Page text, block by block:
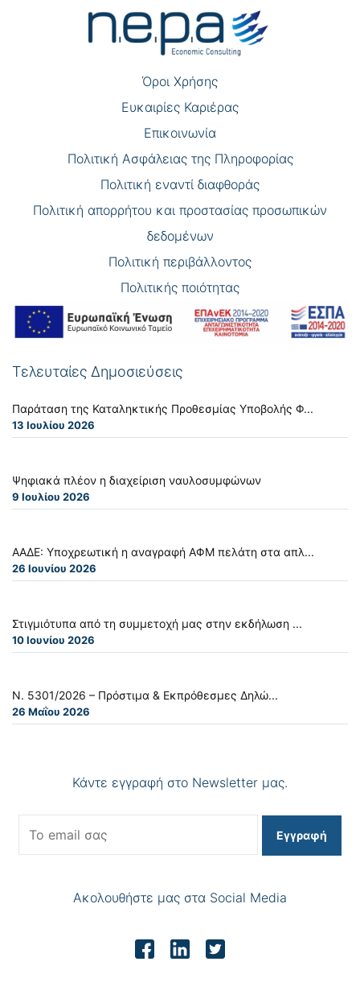
Όροι Χρήσης
Eυκαιρίες Καριέρας
Επικοινωνία
Πολιτική Ασφάλειας της Πληροφορίας
Πολιτική εναντί διαφθοράς
Πολιτική απορρήτου και προστασίας προσωπικών
δεδομένων
Πολιτική περιβάλλοντος
Πολιτικής ποιότητας
Τελευταίες Δημοσιεύσεις
Παράταση της Καταληκτικής Προθεσμίας Υποβολής Φ...
13 Ιουλίου 2026
Ψηφιακά πλέον η διαχείριση ναυλοσυμφώνων
9 Ιουλίου 2026
ΑΑΔΕ: Υποχρεωτική η αναγραφή ΑΦΜ πελάτη στα απλ...
26 Ιουνίου 2026
Στιγμιότυπα από τη συμμετοχή μας στην εκδήλωση ...
10 Ιουνίου 2026
Ν. 5301/2026 – Πρόστιμα & Εκπρόθεσμες Δηλώ...
26 Μαΐου 2026
Κάντε εγγραφή στο Newsletter μας.
Εγγραφή
Ακολουθήστε μας στα Social Media